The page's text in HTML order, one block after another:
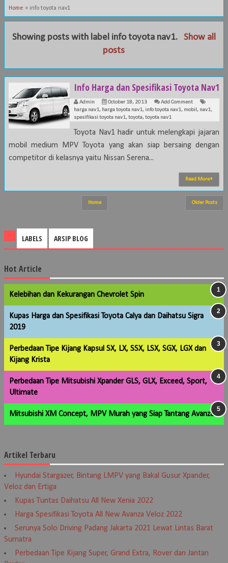
Home » info toyota nav1
Showing posts with label info toyota nav1.
Show all
posts
Info Harga dan Spesifikasi Toyota Nav1
Admin October 18, 2013
Add Comment
harga nav1, harga toyota nav1, info toyota nav1, mobil , nav1,
spesifikasi toyota nav1,toyota,toyota nav1
Toyota Nav1 hadir untuk melengkapi jajaran
mobil medium MPV Toyota yang akan siap bersaing dengan
competitor di kelasnya yaitu Nissan Serena...
Read More
Older Posts
Home
LABELS ARSIP BLOG
Hot Article
Kelebihan dan Kekurangan Chevrolet Spin
Kupas Harga dan Spesifikasi Toyota Calya dan Daihatsu Sigra
2019
Perbedaan Tipe Kijang Kapsul SX, LX, SSX, LSX, SGX, LGX dan
Kijang Krista
Perbedaan Tipe Mitsubishi Xpander GLS, GLX, Exceed, Sport,
Ultimate
Mitsubishi XM Concept, MPV Murah yang Siap Tantang Avanza
Artikel Terbaru
Hyundai Stargazer, Bintang LMPV yang Bakal Gusur Xpander,
Veloz dan Ertiga
Kupas Tuntas Daihatsu All New Xenia 2022
Harga Spesifikasi Toyota All New Avanza Veloz 2022
Serunya Solo Driving Padang Jakarta 2021 Lewat Lintas Barat
Sumatra
Perbedaan Tipe Kijang Super, Grand Extra, Rover dan Jantan